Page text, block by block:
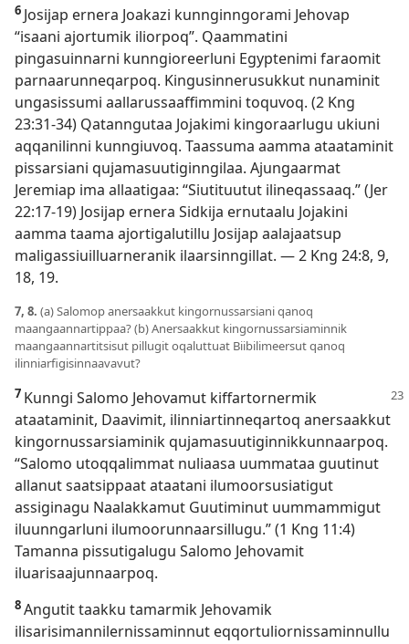
6 Josijap ernera Joakazi kunnginngorami Jehovap
“isaani ajortumik iliorpoq”. Qaammatini
pingasuinnarni kunngioreerluni Egyptenimi faraomit
parnaarunneqarpoq. Kingusinnerusukkut nunaminit
ungasissumi aallarussaaffimmini toquvoq. (2 Kng
23:31-34) Qatanngutaa Jojakimi kingoraarlugu ukiuni
aqqanilinni kunngiuvoq. Taassuma aamma ataataminit
pissarsiani qujamasuutiginngilaa. Ajungaarmat
Jeremiap ima allaatigaa: “Siutituutut ilineqassaaq.” (Jer
22:17-19) Josijap ernera Sidkija ernutaalu Jojakini
aamma taama ajortigalutillu Josijap aalajaatsup
maligassiuilluarneranik ilaarsinngillat. —2 Kng 24:8, 9,
18, 19.
7, 8. (a) Salomop anersaakkut kingornussarsiani qanoq
maangaannartippaa? (b) Anersaakkut kingornussarsiaminnik
maangaannartitsisut pillugit oqaluttuat Biibilimeersut qanoq
ilinniarfigisinnaavavut?
7 Kunngi Salomo Jehovamut kiffartornermik
ataataminit, Daavimit, ilinniartinneqartoq anersaakkut
kingornussarsiaminik qujamasuutiginnikkunnaarpoq.
“Salomo utoqqalimmat nuliaasa uummataa guutinut
allanut saatsippaat ataatani ilumoorsusiatigut
assiginagu Naalakkamut Guutiminut uummammigut
iluunngarluni ilumoorunnaarsillugu.” (1 Kng 11:4)
Tamanna pissutigalugu Salomo Jehovamit
iluarisaajunnaarpoq.
8Angutit taakku tamarmik Jehovamik
ilisarisimannilernissaminnut eqqortuliornissaminnullu